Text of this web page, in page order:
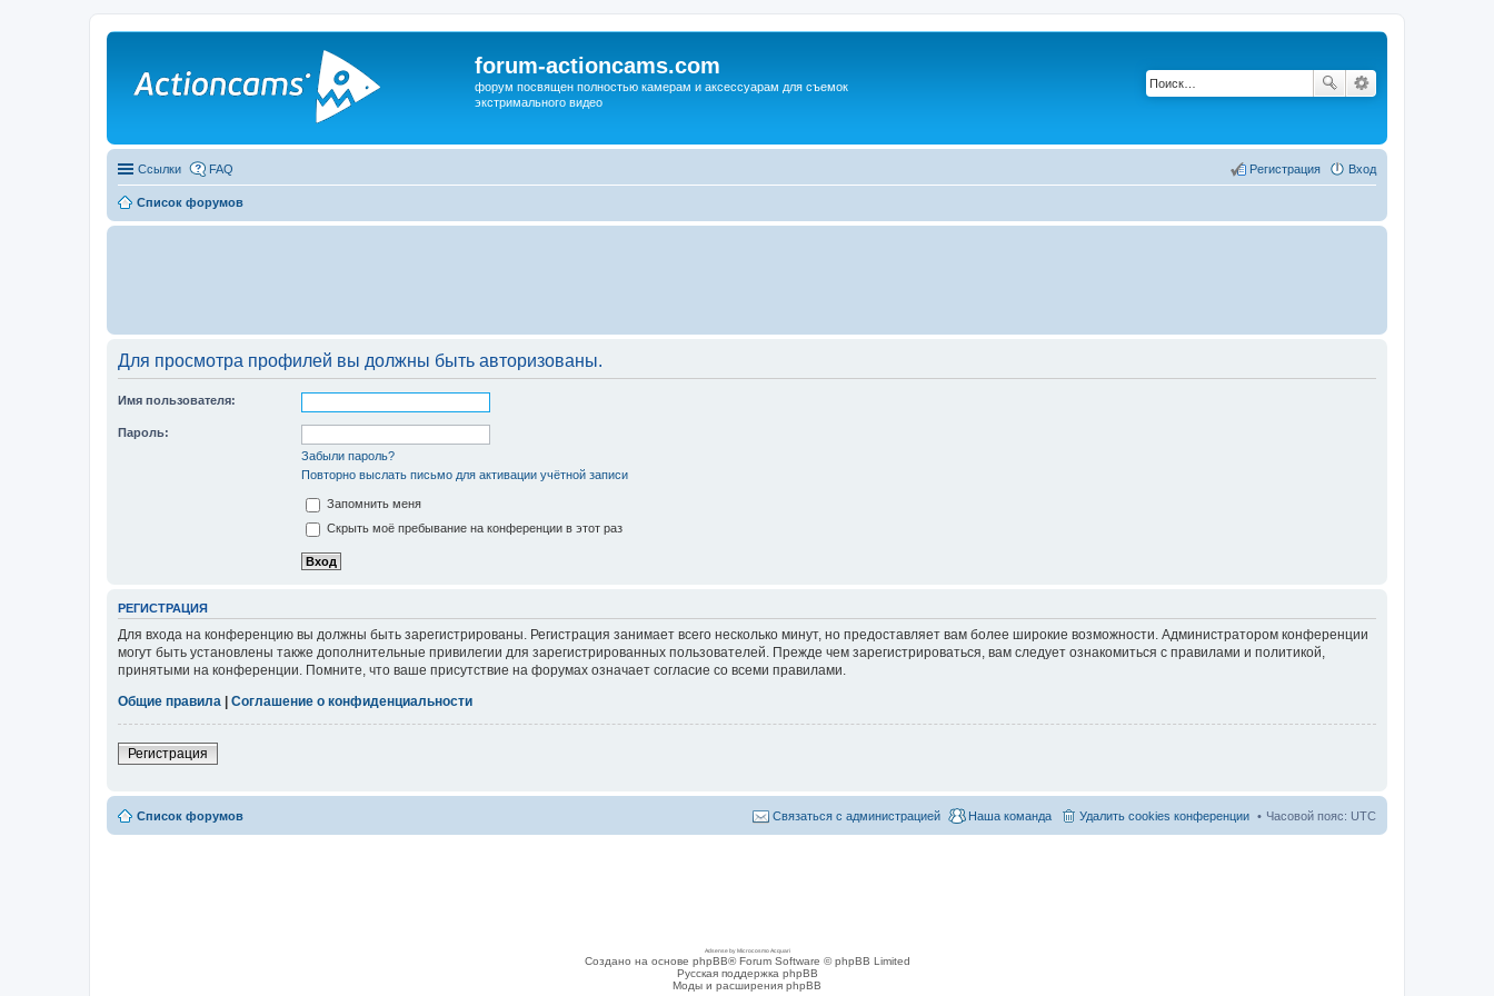
forum-actioncams.com
форум посвящен полностью камерам и аксессуарам для съемок
экстримального видео
Ссылки FAQ Вход
Регистрация
Список форумов
Для просмотра профилей вы должны быть авторизованы.
Имя пользователя:
Пароль:
Забыли пароль?
Повторно выслать письмо для активации учётной записи
Запомнить меня
Скрыть моё пребывание на конференции в этот раз
РЕГИСТРАЦИЯ
Для входа на конференцию вы должны быть зарегистрированы. Регистрация занимает всего несколько минут, но предоставляет вам более широкие возможности. Администратором конференции
могут быть установлены также дополнительные привилегии для зарегистрированных пользователей. Прежде чем зарегистрироваться, вам следует ознакомиться с правилами и политикой,
принятыми на конференции. Помните, что ваше присутствие на форумах означает согласие со всеми правилами.
Общие правила | Соглашение о конфиденциальности
Регистрация
Список форумов Часовой пояс: UTC
Удалить cookies конференции
Наша команда
Связаться с администрацией
Adsense by Microcosmo Acquari
Создано на основе phpBB® Forum Software © phpBB Limited
Русская поддержка phpBB
Моды и расширения phpBB